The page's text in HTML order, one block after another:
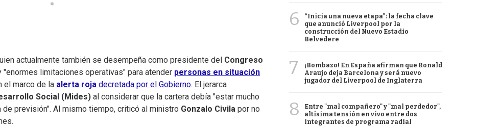
actualmente también se desempeña como presidente del Congreso
limitaciones operativas" para atender personas en situación
el marco de la alerta roja decretada por el Gobierno. El jerarca
Social (Mides) al considerar que la cartera debía "estar mucho
previsión". Al mismo tiempo, criticó al ministro Gonzalo Civila por no
6
“Inicia una nueva etapa”: la fecha clave
que anunció Liverpool por la
construcción del Nuevo Estadio
Belvedere
7
¡Bombazo! En España afirman que Ronald
Araujo deja Barcelona y será nuevo
jugador del Liverpool de Inglaterra
8
Entre "mal compañero" y "mal perdedor",
altísima tensión en vivo entre dos
integrantes de programa radial